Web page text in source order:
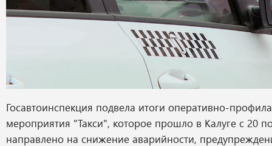
Госавтоинспекция подвела итоги оперативно-
мероприятия "Такси", которое прошло в Калуге с 20
направлено на снижение аварийности,